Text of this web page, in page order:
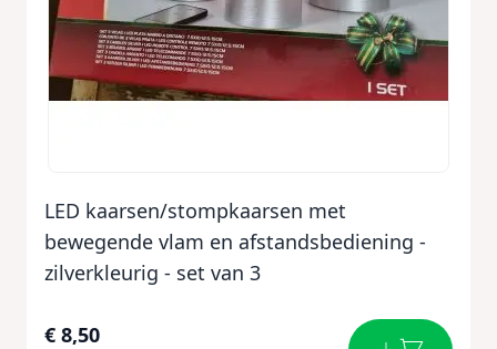
LED kaarsen/stompkaarsen met
bewegende vlam en afstandsbediening -
zilverkleurig - set van 3
€ 8,50